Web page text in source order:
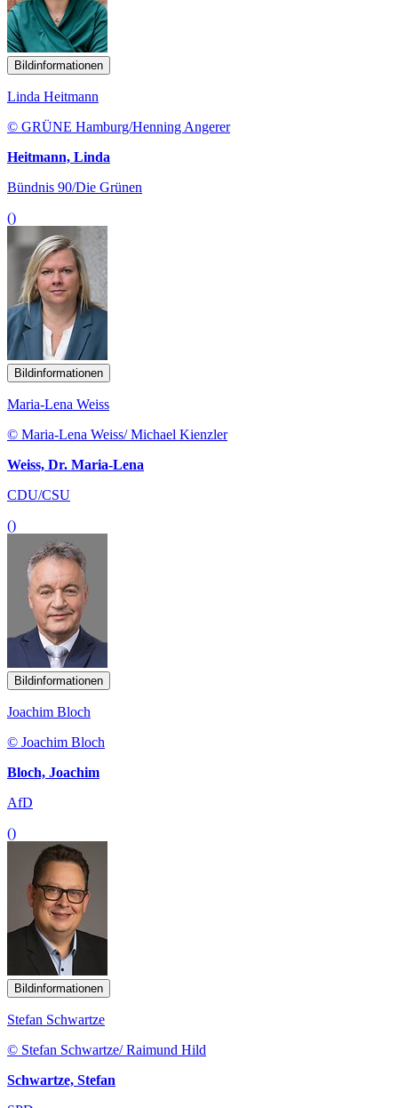
Bildinformationen
Linda Heitmann
© GRÜNE Hamburg/Henning Angerer
Heitmann, Linda
Bündnis 90/Die Grünen
()
Bildinformationen
Maria-Lena Weiss
© Maria-Lena Weiss/ Michael Kienzler
Weiss, Dr. Maria-Lena
CDU/CSU
()
Bildinformationen
Joachim Bloch
© Joachim Bloch
Bloch, Joachim
AfD
()
Bildinformationen
Stefan Schwartze
© Stefan Schwartze/ Raimund Hild
Schwartze, Stefan